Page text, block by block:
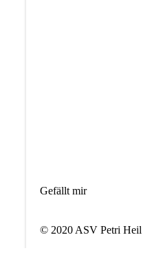
Gefällt mir
© 2020 ASV Petri Heil